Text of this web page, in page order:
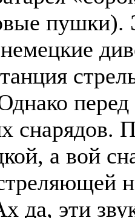
пушки).
снарядов.
а вой
да, эти